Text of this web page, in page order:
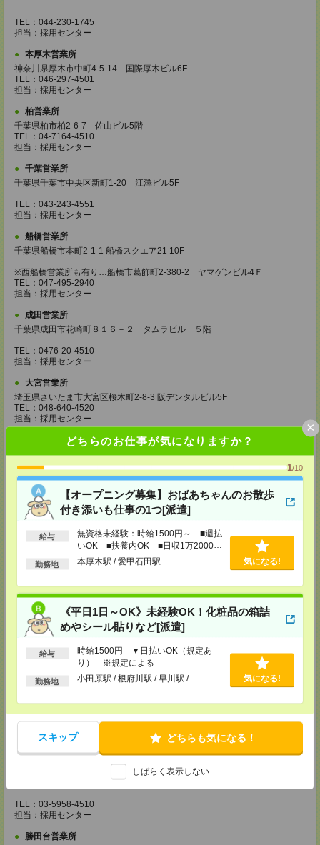
どちらのお仕事が気になりますか？
1/10
【オープニング募集】おばあちゃんのお散歩
付き添いも仕事の1つ[派遣]
給与
無資格未経験：時給1500円～ ■週払
いOK ■扶養内OK ■日収1万2000円
以上
勤務地 本厚木駅 / 愛甲石田駅 気になる!
《平日1日～OK》未経験OK！化粧品の箱詰
めやシール貼りなど[派遣]
給与
時給1500円 ▼日払いOK（規定あ
り） ※規定による
勤務地 小田原駅 / 根府川駅 / 早川駅 / … 気になる!
スキップ どちらも気になる！
しばらく表示しない
×
TEL：044-230-1745
担当：採用センター
本厚木営業所
神奈川県厚木市中町4-5-14 国際厚木ビル6F
TEL：046-297-4501
担当：採用センター
柏営業所
千葉県柏市柏2-6-7 佐山ビル5階
TEL：04-7164-4510
担当：採用センター
千葉営業所
千葉県千葉市中央区新町1-20 江澤ビル5F
TEL：043-243-4551
担当：採用センター
船橋営業所
千葉県船橋市本町2-1-1 船橋スクエア21 10F
※西船橋営業所も有り…船橋市葛飾町2-380-2 ヤマゲンビル4Ｆ
TEL：047-495-2940
担当：採用センター
成田営業所
千葉県成田市花崎町８１６－２ タムラビル ５階
TEL：0476-20-4510
担当：採用センター
大宮営業所
埼玉県さいたま市大宮区桜木町2-8-3 阪デンタルビル5F
TEL：048-640-4520
担当：採用センター
東松山営業所
埼玉県松山市箭弓町1-6-1 ZONA1 3F
※川越営業所もあり…埼玉県川越市脇田本町11-1 川越シティービル6F
TEL：0493-21-4510
担当：採用センター
越谷営業所
埼玉県越谷市南越谷1-16-8 イーストサンビル5 5F
TEL：048-990-4510
TEL：03-5669-4522
担当：採用センター
新宿営業所
〒160－0023
新宿区西新宿1-8-1
新宿ビルディング5Ｆ
TEL：03-6911-4510
立川営業所
東京都立川市曙町2-31-15 日住金立川ビル3F
TEL：042-540-7331
TEL：03-5958-4510
担当：採用センター
勝田台営業所